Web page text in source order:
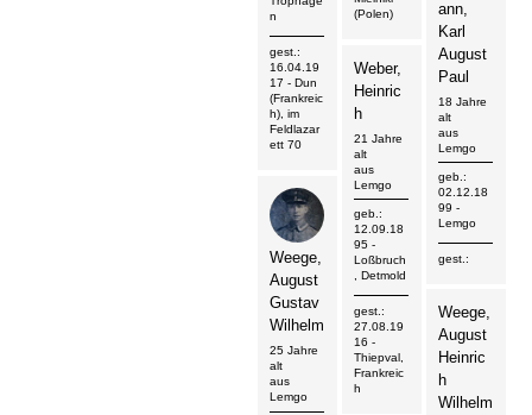
(Polen)
n
gest.:
16.04.19
17 - Dun
(Frankreic
h), im
Feldlazar
ett 70
ann,
Karl
August
Paul
18 Jahre
alt
aus
Lemgo
geb.:
02.12.18
99 -
Lemgo
gest.:
Weber,
Heinric
h
21 Jahre
alt
aus
Lemgo
geb.:
12.09.18
95-
Loßbruch
, Detmold
gest.:
27.08.19
16 -
Thiepval,
Frankreic
h
Weege,
August
Gustav
Wilhelm
25 Jahre
alt
aus
Lemgo
Weege,
August
Heinric
h
Wilhelm